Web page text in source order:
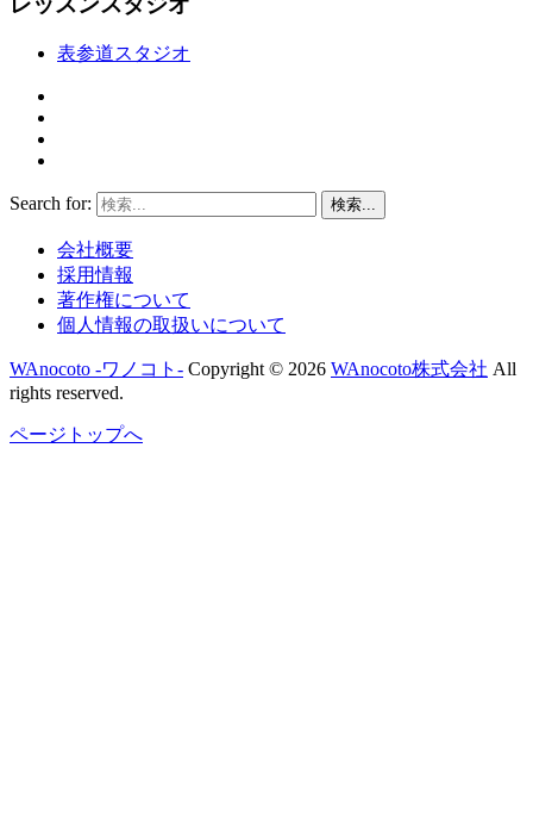
表参道スタジオ
Search for: 検索...
会社概要
採用情報
著作権について
個人情報の取扱いについて
WAnocoto -ワノコト- Copyright © 2026 WAnocoto株式会社 All
rights reserved.
ページトップへ